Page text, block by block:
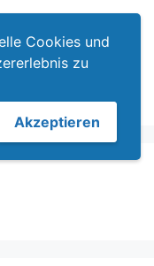
Cookies und
zu
Akzeptieren